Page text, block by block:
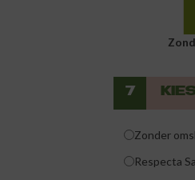
7
Zonder
Respecta